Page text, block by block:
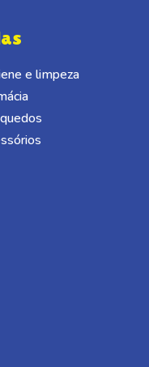
e limpeza